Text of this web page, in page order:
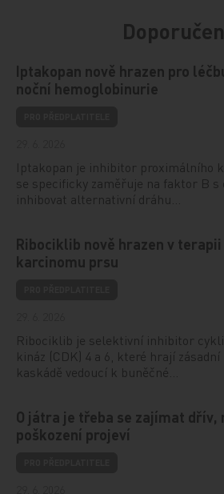
Iptakopan nově hrazen pro
noční hemoglobinurie
Iptakopan je inhibitor proximálního
se specificky zaměřuje na faktor B
inhibovat alternativní dráhu…
Ribociklib nově hrazen v terapii
karcinomu prsu
Ribociklib je selektivní inhibitor
kináz (CDK) 4 a 6, které hrají
kaskádě vedoucí k buněčné…
O játra je třeba se zajímat dřív,
poškození projeví